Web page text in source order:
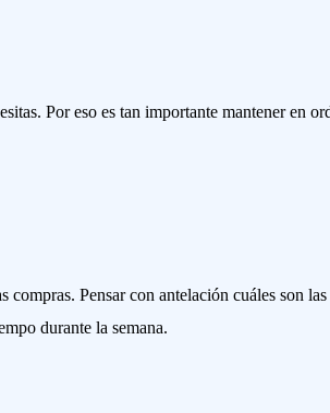
Por eso es tan importante mantener en
compras. Pensar con antelación cuáles son las
durante la semana.